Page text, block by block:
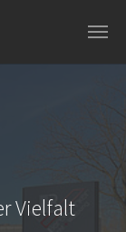
Vielfalt